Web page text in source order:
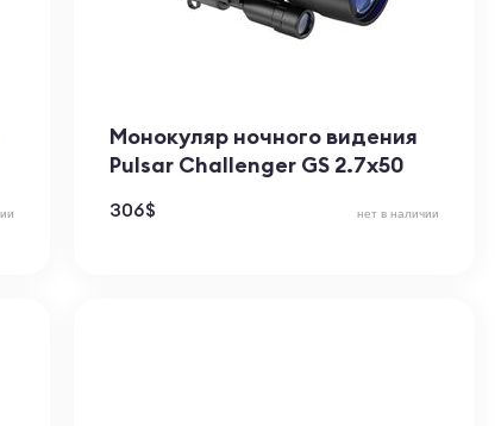
Монокуляр ночного видения
Pulsar Challenger GS 2.7x50
306$ нет в наличии